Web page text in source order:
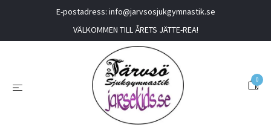
E-postadress: info@jarvsosjukgymnastik.se
VÄLKOMMEN TILL ÅRETS JÄTTE-REA!
0